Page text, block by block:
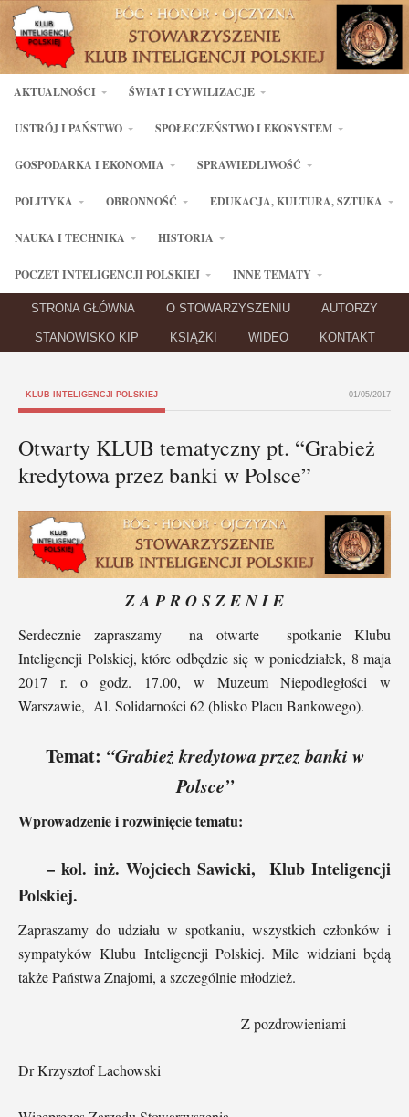
AKTUALNOŚCI ŚWIAT I CYWILIZACJE
USTRÓJ I PAŃSTWO SPOŁECZEŃSTWO I EKOSYSTEM
GOSPODARKA I EKONOMIA SPRAWIEDLIWOŚĆ
POLITYKA OBRONNOŚĆ EDUKACJA, KULTURA, SZTUKA
NAUKA I TECHNIKA HISTORIA
POCZET INTELIGENCJI POLSKIEJ INNE TEMATY
STRONA GŁÓWNA O STOWARZYSZENIU AUTORZY
STANOWISKO KIP KSIĄŻKI WIDEO KONTAKT
KLUB INTELIGENCJI POLSKIEJ 01/05/2017
Otwarty KLUB tematyczny pt. “Grabież
kredytowa przez banki w Polsce”
Z A P R O S Z E N I E
Serdecznie zapraszamy na otwarte spotkanie Klubu
Inteligencji Polskiej, które odbędzie się w poniedziałek, 8 maja
2017 r. o godz. 17.00, w Muzeum Niepodległości w
Warszawie, Al. Solidarności 62 (blisko Placu Bankowego).
Temat: “Grabież kredytowa przez banki w
Polsce”
Wprowadzenie i rozwinięcie tematu:
– kol. inż. Wojciech Sawicki, Klub Inteligencji
Polskiej.
Zapraszamy do udziału w spotkaniu, wszystkich członków i
sympatyków Klubu Inteligencji Polskiej. Mile widziani będą
także Państwa Znajomi, a szczególnie młodzież.
Z pozdrowieniami
Dr Krzysztof Lachowski